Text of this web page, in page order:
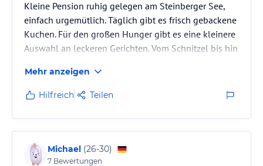
Kleine Pension ruhig gelegen am Steinberger See,
einfach urgemütlich. Täglich gibt es frisch gebackene
Kuchen. Für den großen Hunger gibt es eine kleinere
Auswahl an leckeren Gerichten. Vom Schnitzel bis hin
Sehr nette Gastgeber, gutes Preisleistungsverhältnis...
Mehr anzeigen
Hilfreich Teilen
Michael (26-30)
7 Bewertungen